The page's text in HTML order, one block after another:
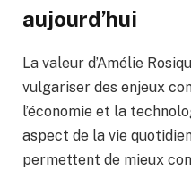
aujourd’hui
La valeur d’Amélie
vulgariser des enjeux
l’économie et la
aspect de la vie
permettent de mieux